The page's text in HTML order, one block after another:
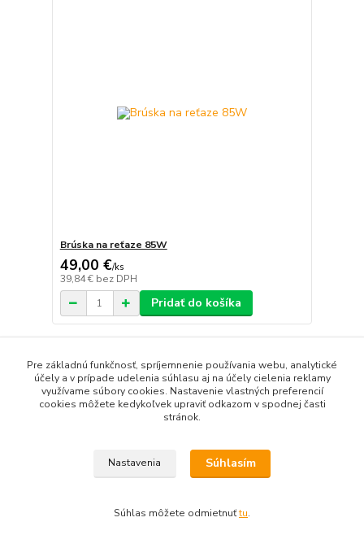
Brúska na reťaze 85W
49,00 €/ks
39,84 € bez DPH
Pridať do košíka
Pre základnú funkčnosť, spríjemnenie používania webu, analytické
účely a v prípade udelenia súhlasu aj na účely cielenia reklamy
využívame súbory cookies. Nastavenie vlastných preferencií
cookies môžete kedykoľvek upraviť odkazom v spodnej časti
stránok.
Nastavenia Súhlasím
Súhlas môžete odmietnuťtu.